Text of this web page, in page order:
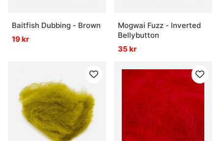
Baitfish Dubbing - Brown
19 kr
Mogwai Fuzz - lnverted
Bellybutton
35 kr